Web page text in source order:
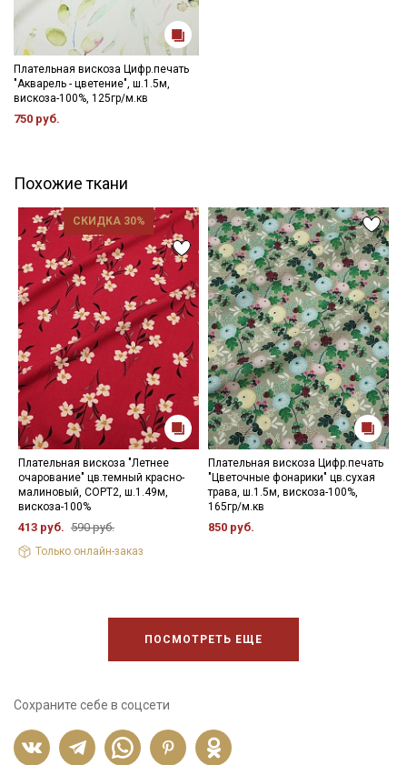
Плательная вискоза Цифр.печать
"Акварель - цветение", ш.1.5м,
вискоза-100%, 125гр/м.кв
750 руб.
Похожие ткани
СКИДКА 30%
Плательная вискоза "Летнее
очарование" цв.темный красно-
малиновый, СОРТ2, ш.1.49м,
вискоза-100%
413 руб. 590 руб.
Только онлайн-заказ
Плательная вискоза Цифр.печать
"Цветочные фонарики" цв.сухая
трава, ш.1.5м, вискоза-100%,
165гр/м.кв
850 руб.
ПОСМОТРЕТЬ ЕЩЕ
Сохраните себе в соцсети